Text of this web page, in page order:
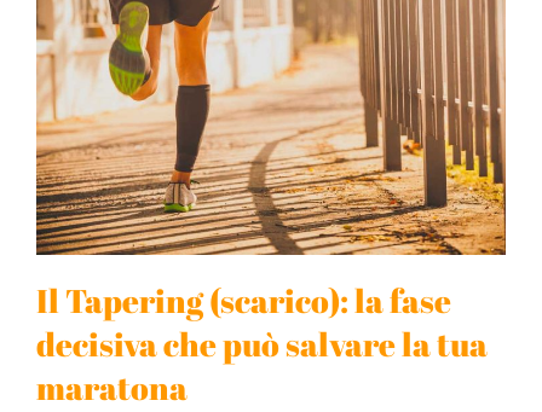
Il Tapering (scarico): la fase
decisiva che può salvare la tua
maratona